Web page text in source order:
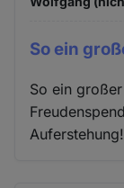
So ein
So ein
Auferstehung!